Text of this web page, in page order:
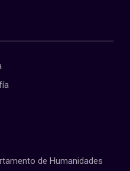
de Humanidades